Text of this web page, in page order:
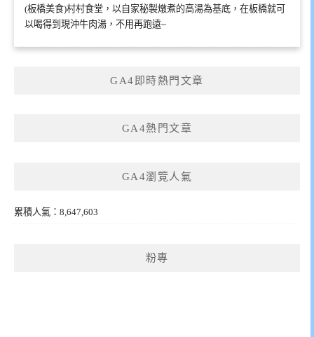
(板橋美食)村村食堂，以自家秘製燉煮的高湯為基底，在板橋就可
以喝得到現沖牛肉湯，不用再跑遠~
GA4即時熱門文章
GA4熱門文章
GA4瀏覽人氣
累積人氣：8,647,603
粉專